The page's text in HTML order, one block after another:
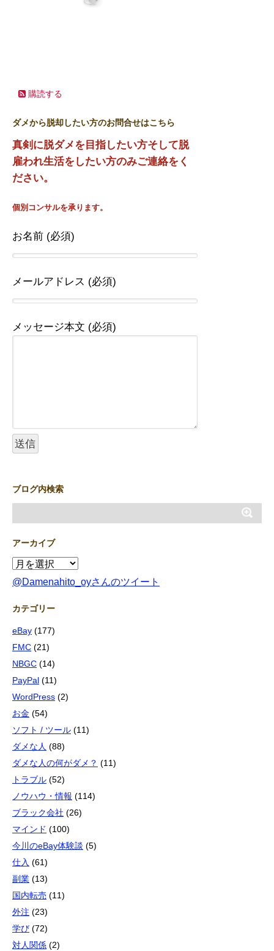
購読する
ダメから脱却したい方のお問合せはこちら
真剣に脱ダメを目指したい方そして脱
雇われ生活をしたい方のみご連絡をく
ださい。
個別コンサルを承ります。
お名前 (必須)
メールアドレス (必須)
メッセージ本文 (必須)
ブログ内検索
アーカイブ
@Damenahito_oyさんのツイート
カテゴリー
eBay (177)
FMC (21)
NBGC (14)
PayPal (11)
WordPress (2)
お金 (54)
ソフト / ツール (11)
ダメな人 (88)
ダメな人の何がダメ？ (11)
トラブル (52)
ノウハウ・情報 (114)
ブラック会社 (26)
マインド (100)
今川のeBay体験談 (5)
仕入 (61)
副業 (13)
国内転売 (11)
外注 (23)
学び (72)
対人関係 (2)